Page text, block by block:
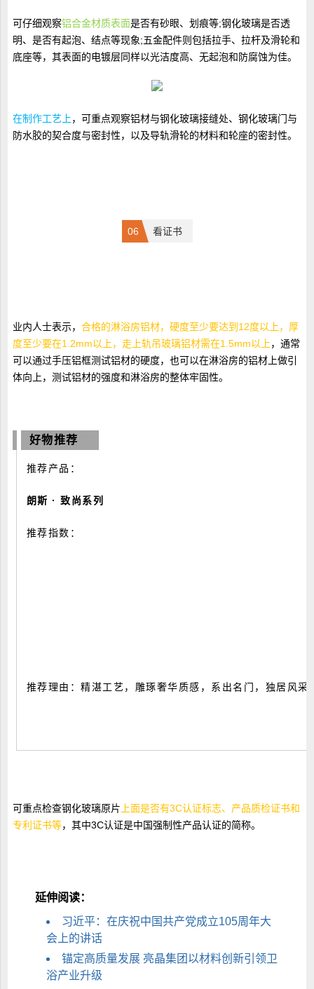
可仔细观察铝合金材质表面是否有砂眼、划痕等;钢化玻璃是否透
明、是否有起泡、结点等现象;五金配件则包括拉手、拉杆及滑轮和
底座等，其表面的电镀层同样以光洁度高、无起泡和防腐蚀为佳。
在制作工艺上，可重点观察铝材与钢化玻璃接缝处、钢化玻璃门与
防水胶的契合度与密封性，以及导轨滑轮的材料和轮座的密封性。
06 看证书
业内人士表示， 合格的淋浴房铝材，硬度至少要达到12度以上，厚
度至少要在1.2mm以上，走上轨吊玻璃铝材需在1.5mm以上，通常
可以通过手压铝框测试铝材的硬度，也可以在淋浴房的铝材上做引
体向上，测试铝材的强度和淋浴房的整体牢固性。
好物推荐
推荐产品：
朗斯 · 致尚系列
推荐指数：
推荐理由：精湛工艺，雕琢奢华质感，系出名门，独居风
可重点检查钢化玻璃原片 上面是否有3C认证标志、产品质检证书和
专利证书等，其中3C认证是中国强制性产品认证的简称。
延伸阅读：
习近平：在庆祝中国共产党成立105周年大
会上的讲话
锚定高质量发展 亮晶集团以材料创新引领卫
浴产业升级